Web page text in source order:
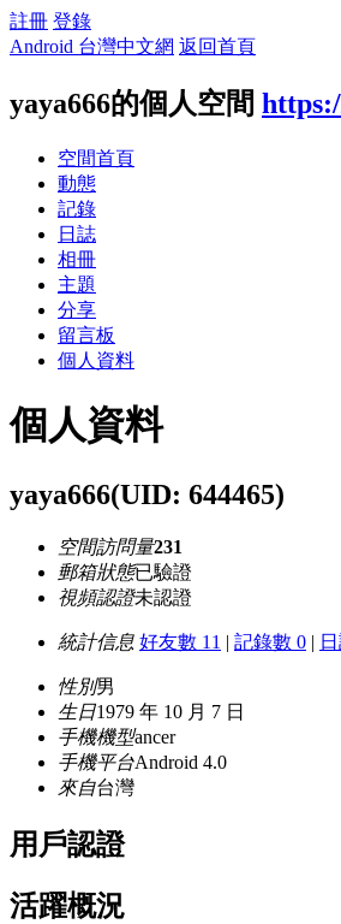
註冊 登錄
Android 台灣中文網 返回首頁
yaya666的個人空間
空間首頁
動態
記錄
日誌
相冊
主題
分享
留言板
個人資料
個人資料
yaya666(UID: 644465)
空間訪問量231
郵箱狀態已驗證
視頻認證未認證
統計信息 好友數 11 | 記錄數 0 |
性別男
生日1979 年 10 月 7 日
手機機型ancer
手機平台Android 4.0
來自台灣
用戶認證
活躍概況